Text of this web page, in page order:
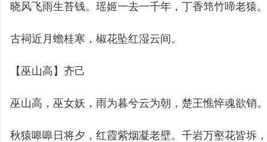
晓风飞雨生苔钱。瑶姬一去一千年，丁香筇竹啼老猿。
古祠近月蟾桂寒，椒花坠红湿云间。
【巫山高】齐己
巫山高，巫女妖，雨为暮兮云为朝，楚王憔悴魂欲销。
秋猿嗥嗥日将夕，红霞紫烟凝老壁。千岩万壑花皆坼，